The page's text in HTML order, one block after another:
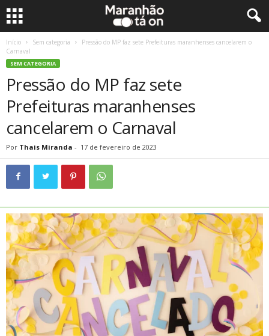
Início Sem categoria
Pressão do MP faz sete Prefeituras maranhenses cancelarem o
Carnaval
SEM CATEGORIA
Pressão do MP faz sete
Prefeituras maranhenses
cancelarem o Carnaval
Por Thais Miranda - 17 de fevereiro de 2023